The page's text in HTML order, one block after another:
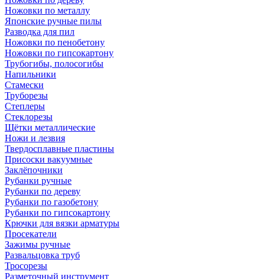
Ножовки по металлу
Японские ручные пилы
Разводка для пил
Ножовки по пенобетону
Ножовки по гипсокартону
Трубогибы, полосогибы
Напильники
Стамески
Труборезы
Степлеры
Стеклорезы
Щётки металлические
Ножи и лезвия
Твердосплавные пластины
Присоски вакуумные
Заклёпочники
Рубанки ручные
Рубанки по дереву
Рубанки по газобетону
Рубанки по гипсокартону
Крючки для вязки арматуры
Просекатели
Зажимы ручные
Развальцовка труб
Тросорезы
Разметочный инструмент